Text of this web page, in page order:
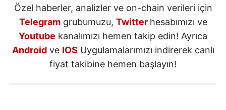
Özel haberler, analizler ve on-chain verileri için
Telegramgrubumuzu, Twitter hesabımızı ve
Youtube kanalımızı hemen takip edin! Ayrıca
Androidve IOS Uygulamalarımızı indirerek canlı
fiyat takibine hemen başlayın!